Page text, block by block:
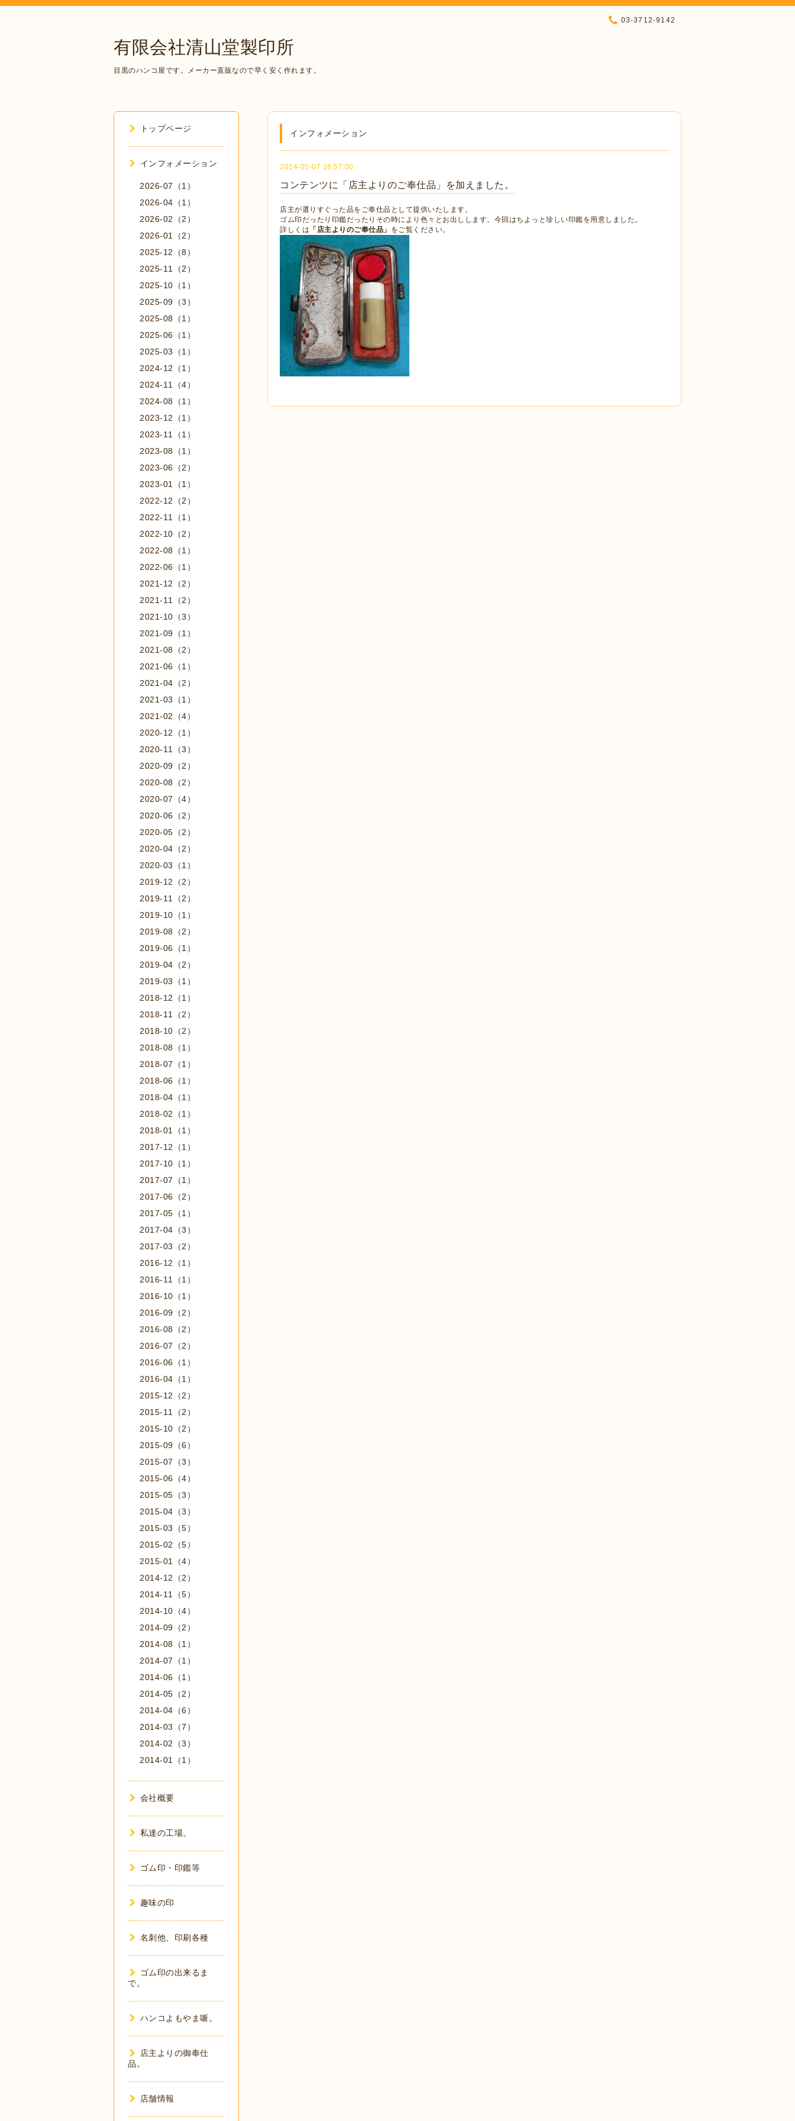
有限会社清山堂製印所
目黒のハンコ屋です。メーカー直販なので早く安く作れます。
03-3712-9142
インフォメーション
2014-05-07 18:57:00
コンテンツに「店主よりのご奉仕品」を加えました。
店主が選りすぐった品をご奉仕品として提供いたします。
ゴム印だったり印鑑だったりその時により色々とお出しします。今回はちよっと珍しい印鑑を用意しました。
詳しくは 「店主よりのご奉仕品」 をご覧ください。
トップページ
インフォメーション
2026-07（1）
2026-04（1）
2026-02（2）
2026-01（2）
2025-12（8）
2025-11（2）
2025-10（1）
2025-09（3）
2025-08（1）
2025-06（1）
2025-03（1）
2024-12（1）
2024-11（4）
2024-08（1）
2023-12（1）
2023-11（1）
2023-08（1）
2023-06（2）
2023-01（1）
2022-12（2）
2022-11（1）
2022-10（2）
2022-08（1）
2022-06（1）
2021-12（2）
2021-11（2）
2021-10（3）
2021-09（1）
2021-08（2）
2021-06（1）
2021-04（2）
2021-03（1）
2021-02（4）
2020-12（1）
2020-11（3）
2020-09（2）
2020-08（2）
2020-07（4）
2020-06（2）
2020-05（2）
2020-04（2）
2020-03（1）
2019-12（2）
2019-11（2）
2019-10（1）
2019-08（2）
2019-06（1）
2019-04（2）
2019-03（1）
2018-12（1）
2018-11（2）
2018-10（2）
2018-08（1）
2018-07（1）
2018-06（1）
2018-04（1）
2018-02（1）
2018-01（1）
2017-12（1）
2017-10（1）
2017-07（1）
2017-06（2）
2017-05（1）
2017-04（3）
2017-03（2）
2016-12（1）
2016-11（1）
2016-10（1）
2016-09（2）
2016-08（2）
2016-07（2）
2016-06（1）
2016-04（1）
2015-12（2）
2015-11（2）
2015-10（2）
2015-09（6）
2015-07（3）
2015-06（4）
2015-05（3）
2015-04（3）
2015-03（5）
2015-02（5）
2015-01（4）
2014-12（2）
2014-11（5）
2014-10（4）
2014-09（2）
2014-08（1）
2014-07（1）
2014-06（1）
2014-05（2）
2014-04（6）
2014-03（7）
2014-02（3）
2014-01（1）
会社概要
私達の工場。
ゴム印・印鑑等
趣味の印
名刺他、印刷各種
ゴム印の出来るま
で。
ハンコよもやま噺。
店主よりの御奉仕
品。
店舗情報